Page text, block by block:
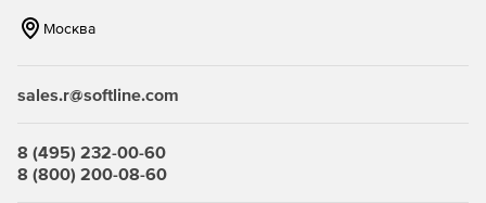
Smartsheet позволяет легко отправлять важные
может отправлять PDF, презентации, текстовые
документы, графические файлы, таблицы и много другое.
Москва
sales.r@softline.com
8 (495) 232-00-60
8 (800) 200-08-60